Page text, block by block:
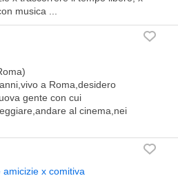
musica ...
a Roma,desidero
gente con cui
al cinema,nei
x comitiva